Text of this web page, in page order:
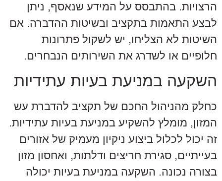
הרצויות. בהתבסס על המידע שנאסף, ניתן
לבצע התאמות בתקציב ובשיטות ההדברה. אם
השיטות לא הצליחו, יש לשקול פתרונות
חלופיים או לשדרג את השירותים הנבחרים.
השקעה במניעת בעיות עתידיות
כחלק מהניהול החכם של תקציב להדברת עש
המזון, מומלץ להשקיע במניעת בעיות עתידיות.
זה יכול לכלול ביצוע ניקיון מעמיק של אזורים
בעייתיים, סגירת חריצים ודלתות, ואחסון מזון
בצורה נכונה. השקעה במניעת בעיות יכולה